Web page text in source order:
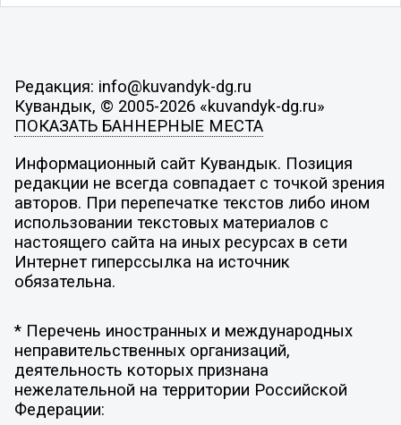
Редакция: info@kuvandyk-dg.ru
Кувандык, © 2005-2026 «kuvandyk-dg.ru»
ПОКАЗАТЬ БАННЕРНЫЕ МЕСТА
Информационный сайт Кувандык. Позиция
редакции не всегда совпадает с точкой зрения
авторов. При перепечатке текстов либо ином
использовании текстовых материалов с
настоящего сайта на иных ресурсах в сети
Интернет гиперссылка на источник
обязательна.
* Перечень иностранных и международных
неправительственных организаций,
деятельность которых признана
нежелательной на территории Российской
Федерации: